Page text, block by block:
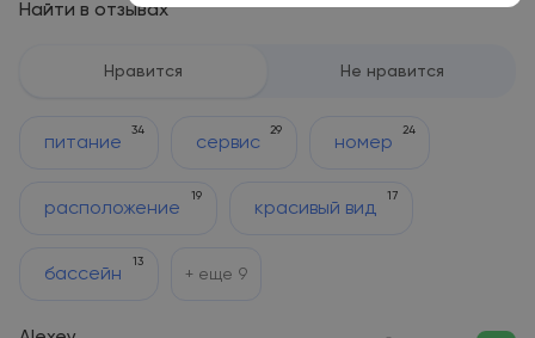
Найти в отзывах
Нравится Не нравится
питание
34
сервис
29
номер
24
расположение
19
красивый вид
17
бассейн
13
+ еще 9